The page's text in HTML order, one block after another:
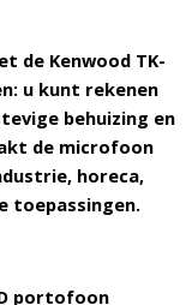
de Kenwood TK-
u kunt rekenen
behuizing en
de microfoon
horeca,
toepassingen.
portofoon